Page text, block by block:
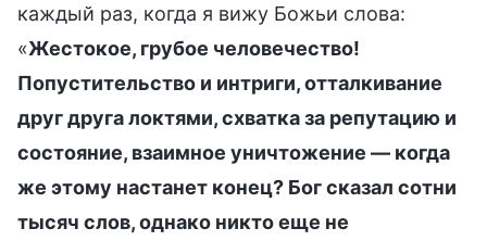
каждый раз, когда я вижу Божьи слова:
«Жестокое, грубое человечество!
Попустительство и интриги, отталкивание
друг друга локтями, схватка за репутацию и
состояние, взаимное уничтожение — когда
же этому настанет конец? Бог сказал сотни
тысяч слов, однако никто еще не